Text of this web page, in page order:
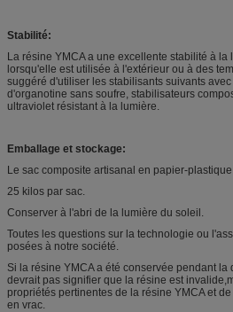
Stabilité:
La résine YMCA a une excellente stabilité à la
lorsqu'elle est utilisée à l'extérieur ou à des
suggéré d'utiliser les stabilisants suivants
d'organotine sans soufre, stabilisateurs
ultraviolet résistant à la lumière.
Emballage et stockage:
Le sac composite artisanal en papier-
25 kilos par sac.
Conserver à l'abri de la lumière du soleil.
Toutes les questions sur la technologie ou
posées à notre société.
Si la résine YMCA a été conservée pendant
devrait pas signifier que la résine est
propriétés pertinentes de la résine YMCA et
en vrac.